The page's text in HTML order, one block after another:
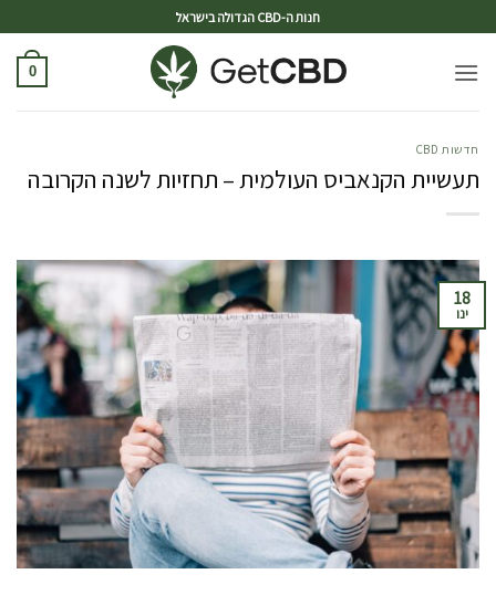
חנות ה-CBD הגדולה בישראל
0
חדשות CBD
תעשיית הקנאביס העולמית – תחזיות לשנה הקרובה
18
ינו